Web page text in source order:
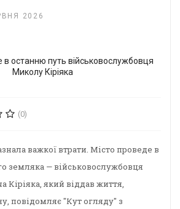
2026
(0)
важкої втрати. Місто проведе в
земляка — військовослужбовця
який віддав життя,
повідомляє "Кут огляду" з